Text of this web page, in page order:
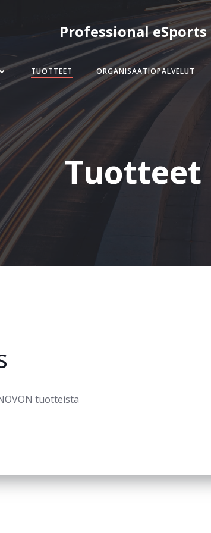
Professional eSports
TUOTTEET ORGANISAATIOPALVELUT
Tuotteet
tuotteista